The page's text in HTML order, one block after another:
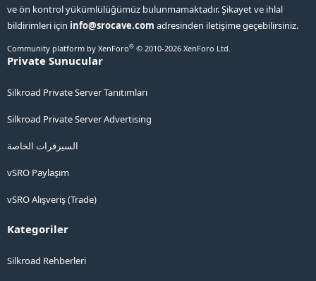
ve ön kontrol yükümlülüğümüz bulunmamaktadır. Şikayet ve ihlal
bildirimleri için info@srocave.com adresinden iletişime geçebilirsiniz.
Community platform by XenForo® © 2010-2026 XenForo Ltd.
Private Sunucular
Silkroad Private Server Tanıtımları
Silkroad Private Server Advertising
السيرفرات الخاصة
vSRO Paylaşım
vSRO Alışveriş (Trade)
Kategoriler
Silkroad Rehberleri